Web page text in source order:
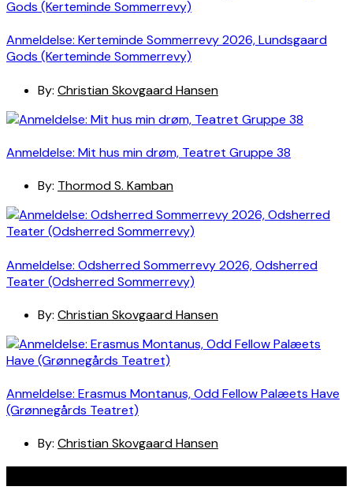
Anmeldelse: Kerteminde Sommerrevy 2026, Lundsgaard
Gods (Kerteminde Sommerrevy)
By: Christian Skovgaard Hansen
Anmeldelse: Mit hus min drøm, Teatret Gruppe 38
By: Thormod S. Kamban
Anmeldelse: Odsherred Sommerrevy 2026, Odsherred
Teater (Odsherred Sommerrevy)
By: Christian Skovgaard Hansen
Anmeldelse: Erasmus Montanus, Odd Fellow Palæets Have
(Grønnegårds Teatret)
By: Christian Skovgaard Hansen